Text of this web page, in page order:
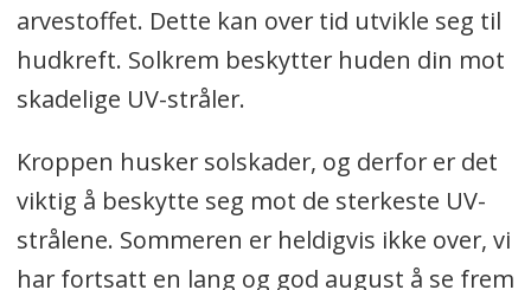
arvestoffet. Dette kan over tid utvikle seg til
hudkreft. Solkrem beskytter huden din mot
skadelige UV-stråler.
Kroppen husker solskader, og derfor er det
viktig å beskytte seg mot de sterkeste UV-
strålene. Sommeren er heldigvis ikke over, vi
har fortsatt en lang og god august å se frem